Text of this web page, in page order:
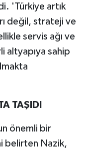
'Türkiye artık
değil, strateji ve
servis ağı ve
altyapıya sahip
TAŞIDI
önemli bir
belirten Nazik,